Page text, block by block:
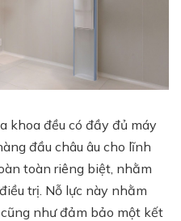
khoa đều có đầy đủ máy
đầu châu âu cho lĩnh
toàn riêng biệt, nhằm
trị. Nỗ lực này nhằm
như đảm bảo một kết